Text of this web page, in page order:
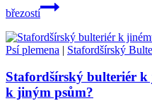
březostí
Psí plemena | Stafordšírský
Stafordšírský bulteriér k
k jiným psům?